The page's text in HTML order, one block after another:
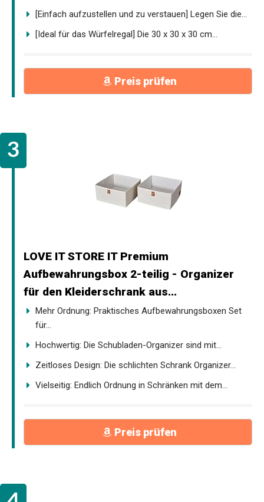
[Einfach aufzustellen und zu verstauen] Legen Sie die...
[Ideal für das Würfelregal] Die 30 x 30 x 30 cm...
Preis prüfen
LOVE IT STORE IT Premium
Aufbewahrungsbox 2-teilig - Organizer
für den Kleiderschrank aus...
Mehr Ordnung: Praktisches Aufbewahrungsboxen Set
für...
Hochwertig: Die Schubladen-Organizer sind mit...
Zeitloses Design: Die schlichten Schrank Organizer...
Vielseitig: Endlich Ordnung in Schränken mit dem...
Preis prüfen